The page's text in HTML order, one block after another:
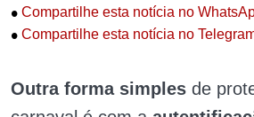
• Compartilhe esta notícia no
• Compartilhe esta notícia no
Outra forma simples de